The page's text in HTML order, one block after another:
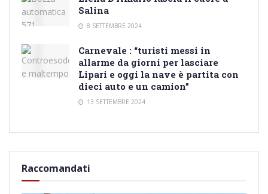
Salina
8 SETTEMBRE 2024
Carnevale : “turisti messi in
allarme da giorni per lasciare
Lipari e oggi la nave è partita con
dieci auto e un camion”
13 SETTEMBRE 2024
Raccomandati